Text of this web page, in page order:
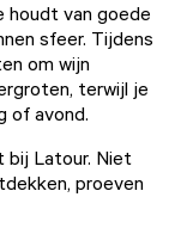
houdt van goede
sfeer. Tijdens
om wijn
terwijl je
of avond.
bij Latour. Niet
proeven